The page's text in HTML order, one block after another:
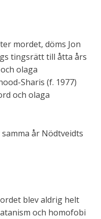
mordet, döms Jon
tingsrätt till åtta års
olaga
Sharis (f. 1977)
och olaga
år Nödtveidts
blev aldrig helt
och homofobi